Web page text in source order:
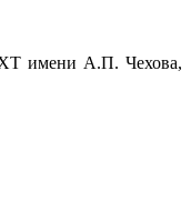
имени А.П. Чехова,